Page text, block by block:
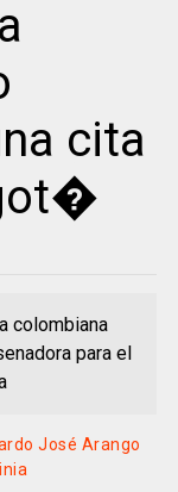
cita
colombiana
para el
José Arango